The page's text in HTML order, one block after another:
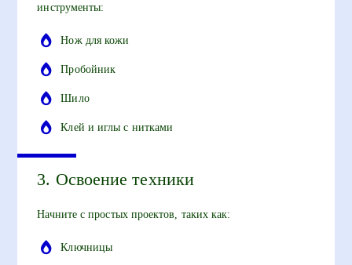
инструменты:
Нож для кожи
Пробойник
Шило
Клей и иглы с нитками
3. Освоение техники
Начните с простых проектов, таких как:
Ключницы